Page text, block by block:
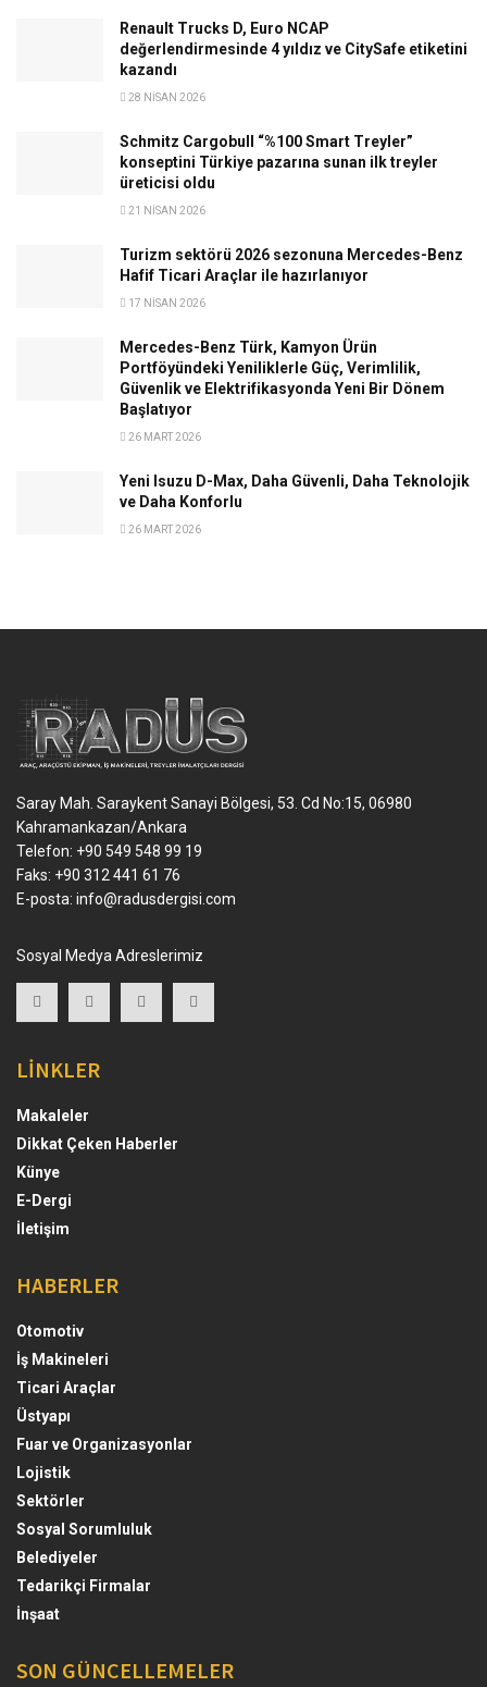
Renault Trucks D, Euro NCAP
değerlendirmesinde 4 yıldız ve CitySafe etiketini
kazandı
28 NISAN 2026
Schmitz Cargobull “%100 Smart Treyler”
konseptini Türkiye pazarına sunan ilk treyler
üreticisi oldu
21 NISAN 2026
Turizm sektörü 2026 sezonuna Mercedes-Benz
Hafif Ticari Araçlar ile hazırlanıyor
17 NISAN 2026
Mercedes-Benz Türk, Kamyon Ürün
Portföyündeki Yeniliklerle Güç, Verimlilik,
Güvenlik ve Elektrifikasyonda Yeni Bir Dönem
Başlatıyor
26 MART 2026
Yeni Isuzu D-Max, Daha Güvenli, Daha Teknolojik
ve Daha Konforlu
26 MART 2026
Saray Mah. Saraykent Sanayi Bölgesi, 53. Cd No:15, 06980
Kahramankazan/Ankara
Telefon: +90 549 548 99 19
Faks: +90 312 441 61 76
E-posta: info@radusdergisi.com
Sosyal Medya Adreslerimiz
LİNKLER
Makaleler
Dikkat Çeken Haberler
Künye
E-Dergi
İletişim
HABERLER
Otomotiv
İş Makineleri
Ticari Araçlar
Üstyapı
Fuar ve Organizasyonlar
Lojistik
Sektörler
Sosyal Sorumluluk
Belediyeler
Tedarikçi Firmalar
İnşaat
SON GÜNCELLEMELER